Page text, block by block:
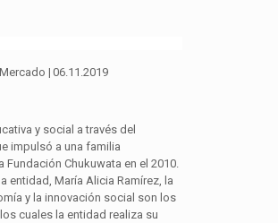
| 06.11.2019
y social a través del
impulsó a una familia
Fundación Chukuwata en el 2010.
entidad, María Alicia Ramírez, la
y la innovación social son los
cuales la entidad realiza su